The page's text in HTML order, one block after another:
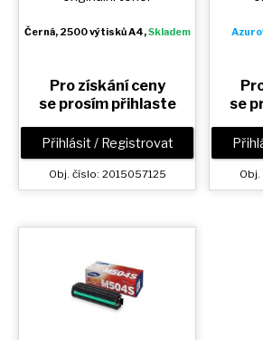
Černá, 2500 výtisků A4,Skladem
Pro získání ceny
se prosím přihlaste
Přihlásit / Registrovat
Obj. číslo: 2015057125
se